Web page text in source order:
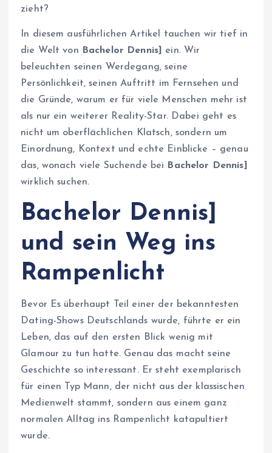
zieht?
In diesem ausführlichen Artikel tauchen wir tief in
die Welt von Bachelor Dennis]
ein. Wir
beleuchten seinen Werdegang, seine
Persönlichkeit, seinen Auftritt im Fernsehen und
die Gründe, warum er für viele Menschen mehr ist
als nur ein weiterer Reality-Star. Dabei geht es
nicht um oberflächlichen Klatsch, sondern um
Einordnung, Kontext und echte Einblicke – genau
das, wonach viele Suchende bei Bachelor Dennis]
wirklich suchen.
Bachelor Dennis]
und sein Weg ins
Rampenlicht
Bevor Es überhaupt Teil einer der bekanntesten
Dating-Shows Deutschlands wurde, führte er ein
Leben, das auf den ersten Blick wenig mit
Glamour zu tun hatte. Genau das macht seine
Geschichte so interessant. Er steht exemplarisch
für einen Typ Mann, der nicht aus der klassischen
Medienwelt stammt, sondern aus einem ganz
normalen Alltag ins Rampenlicht katapultiert
wurde.